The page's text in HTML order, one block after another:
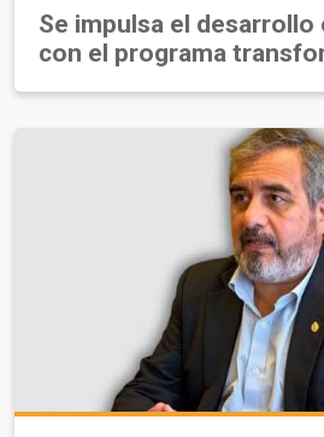
Se impulsa el desarrollo
con el programa